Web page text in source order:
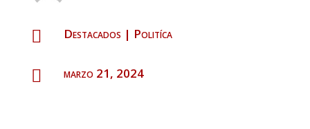
 Destacados | Politíca
 marzo 21, 2024